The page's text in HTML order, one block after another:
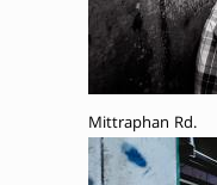
Mittraphan Rd.